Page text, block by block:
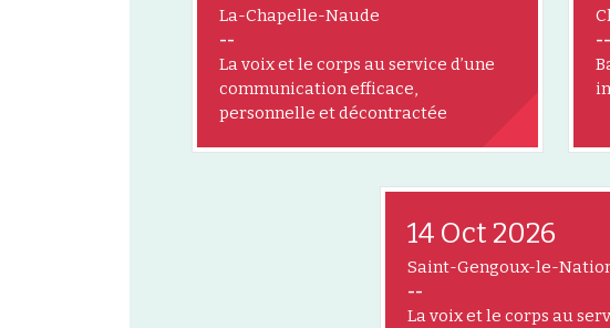
La-Chapelle-Naude
--
La voix et le corps au service d’une
communication efficace,
personnelle et décontractée
--
14 Oct 2026
Saint-Gengoux-le-
--
La voix et le corps au